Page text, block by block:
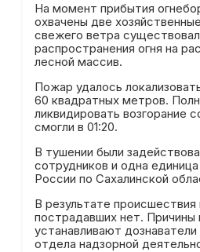
На момент прибытия
охвачены две
свежего ветра
распространения огня на
лесной массив.
Пожар удалось
60 квадратных метров.
ликвидировать возгорание
смогли в 01:20.
В тушении были
сотрудников и одна
России по Сахалинской
В результате происшествия
пострадавших нет. Причины
устанавливают
отдела надзорной